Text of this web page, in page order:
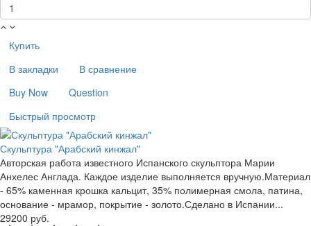
Купить
В закладки
В сравнение
Buy Now
Question
Быстрый просмотр
Скульптура "Арабский кинжал"
Авторская работа известного Испанского скульптора Марии
Анхелес Англада. Каждое изделие выполняется вручную.Материал
- 65% каменная крошка кальцит, 35% полимерная смола, патина,
основание - мрамор, покрытие - золото.Сделано в Испании...
29200 руб.